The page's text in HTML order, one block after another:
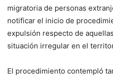
migratoria de personas
notificar el inicio de
expulsión respecto de
situación irregular en el
El procedimiento contempló